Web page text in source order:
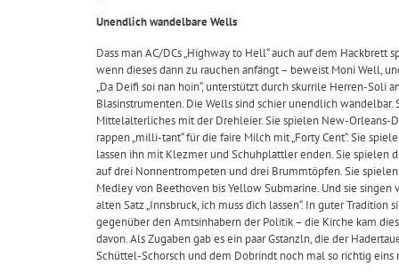
Unendlich wandelbare Wells
Dass man AC/DCs „Highway to Hell“ auch auf dem Hackbrett
wenn dieses dann zu rauchen anfängt – beweist Moni Well,
„Da Deifi soi nan hoin“, unterstützt durch skurrile Herren-Soli
Blasinstrumenten. Die Wells sind schier unendlich wandelbar.
Mittelalterliches mit der Drehleier. Sie spielen New-Orleans-
rappen „milli-tant“ für die faire Milch mit „Forty Cent“. Sie
lassen ihn mit Klezmer und Schuhplattler enden. Sie spielen
auf drei Nonnentrompeten und drei Brummtöpfen. Sie
Medley von Beethoven bis Yellow Submarine. Und sie singen
alten Satz „Innsbruck, ich muss dich lassen“. In guter Tradition
gegenüber den Amtsinhabern der Politik – die Kirche kam
davon. Als Zugaben gab es ein paar Gstanzln, die der
Schüttel-Schorsch und dem Dobrindt noch mal so richtig eins